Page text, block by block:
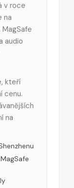
v roce
na
audio
kteří
cenu.
na